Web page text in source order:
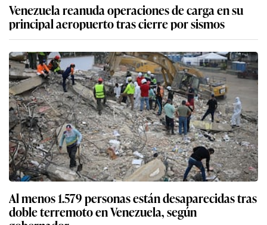
Venezuela reanuda operaciones de carga en su
principal aeropuerto tras cierre por sismos
Al menos 1.579 personas están desaparecidas tras
doble terremoto en Venezuela, según